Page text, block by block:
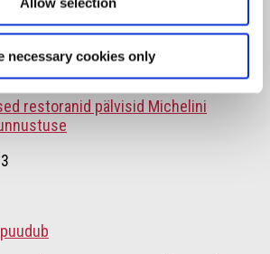
necessary cookies only
restoranid pälvisid Michelini